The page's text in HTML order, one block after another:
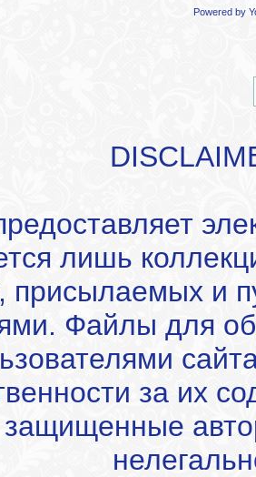
Powered by
лишь
присылаемых и
Файлы для
за их